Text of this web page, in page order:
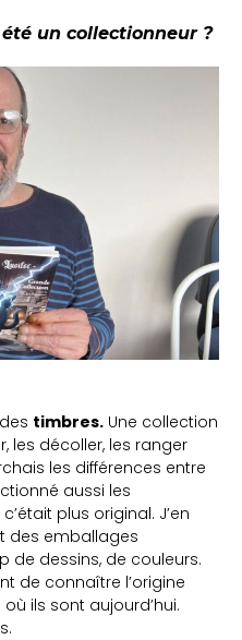
un collectionneur ?
timbres. Une collection
les décoller, les ranger
les différences entre
aussi les
c’était plus original. J’en
des emballages
de dessins, de couleurs.
de connaître l’origine
ils sont aujourd’hui.